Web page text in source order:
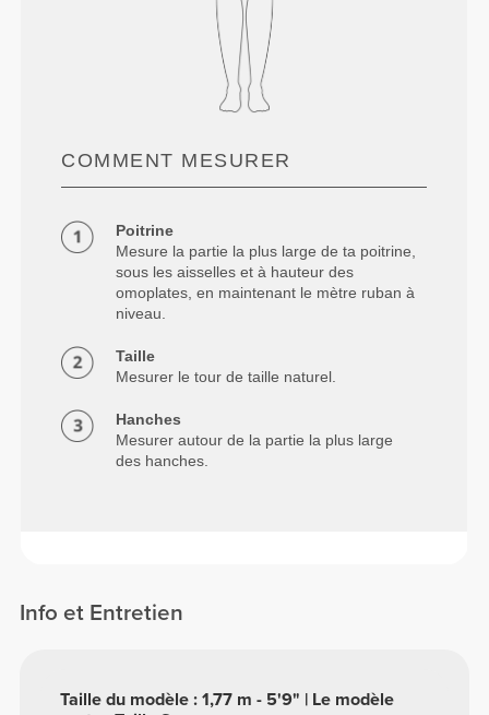
COMMENT MESURER
Poitrine
Mesure la partie la plus large de ta poitrine,
sous les aisselles et à hauteur des
omoplates, en maintenant le mètre ruban à
niveau.
Taille
Mesurer le tour de taille naturel.
Hanches
Mesurer autour de la partie la plus large
des hanches.
Info et Entretien
Taille du modèle : 1,77 m - 5'9" | Le modèle